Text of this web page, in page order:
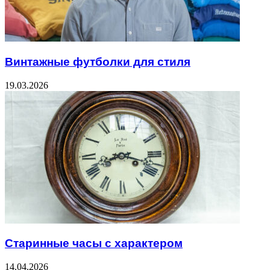
Винтажные футболки для стиля
19.03.2026
Старинные часы с характером
14.04.2026